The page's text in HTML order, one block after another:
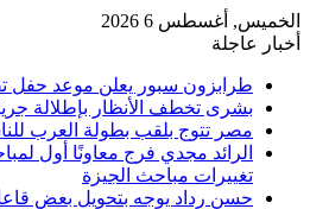
الخميس, أغسطس 6 2026
أخبار عاجلة
طرابزون سبور يعلن موعد حفل
بشرى تخطف الأنظار بإطلالة
مصر تتوج بلقب بطولة العرب
الرائد مجدي فرج معاونًا أول
تغييرات مباحث الجيزة
حسن رداد يوجه بتحويل بعض